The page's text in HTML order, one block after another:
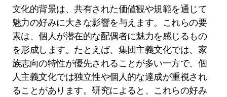
文化的背景は、共有された価値観や規範を通じて
魅力の好みに大きな影響を与えます。これらの要
素は、個人が潜在的な配偶者に魅力を感じるもの
を形成します。たとえば、集団主義文化では、家
族志向の特性が優先されることが多い一方で、個
人主義文化では独立性や個人的な達成が重視され
ることがあります。研究によると、これらの好み